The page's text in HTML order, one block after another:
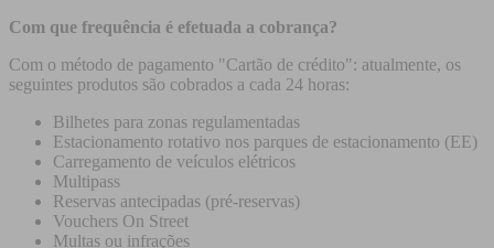
Com que frequência é efetuada a cobrança?
Com o método de pagamento "Cartão de crédito": atualmente, os
seguintes produtos são cobrados a cada 24 horas:
Bilhetes para zonas regulamentadas
Estacionamento rotativo nos parques de estacionamento (EE)
Carregamento de veículos elétricos
Multipass
Reservas antecipadas (pré-reservas)
Vouchers On Street
Multas ou infrações